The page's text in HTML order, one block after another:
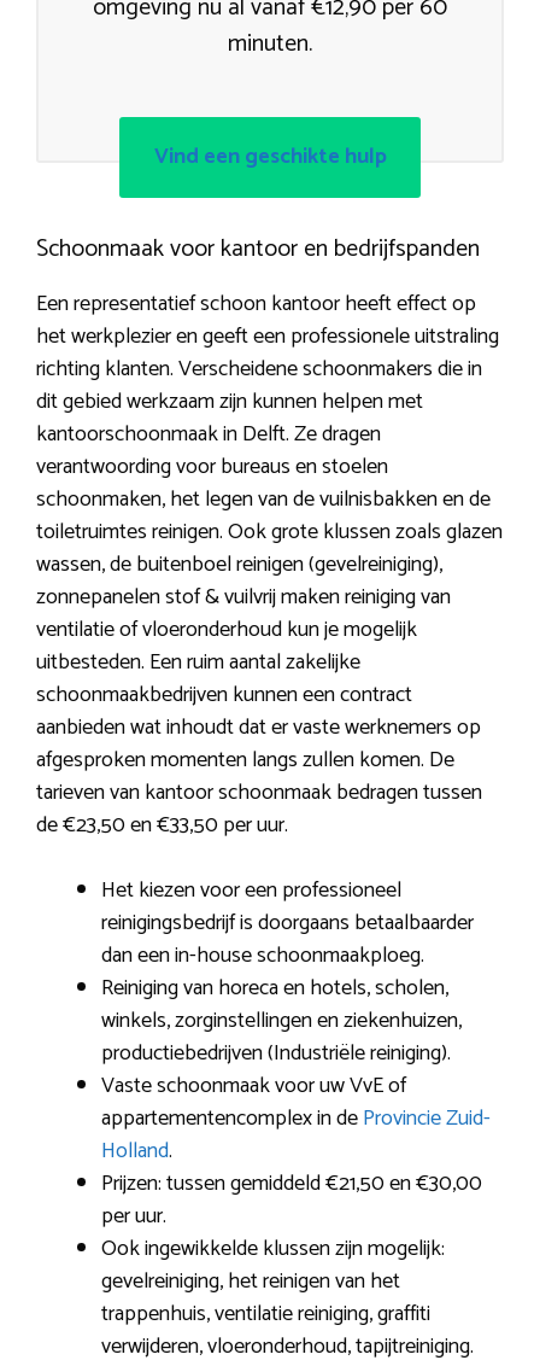
minuten.
Vind een geschikte hulp
Schoonmaak voor kantoor en bedrijfspanden
Een representatief schoon kantoor heeft effect op
het werkplezier en geeft een professionele uitstraling
richting klanten. Verscheidene schoonmakers die in
dit gebied werkzaam zijn kunnen helpen met
kantoorschoonmaak in Delft. Ze dragen
verantwoording voor bureaus en stoelen
schoonmaken, het legen van de vuilnisbakken en de
toiletruimtes reinigen. Ook grote klussen zoals glazen
wassen, de buitenboel reinigen (gevelreiniging),
zonnepanelen stof & vuilvrij maken reiniging van
ventilatie of vloeronderhoud kun je mogelijk
uitbesteden. Een ruim aantal zakelijke
schoonmaakbedrijven kunnen een contract
aanbieden wat inhoudt dat er vaste werknemers op
afgesproken momenten langs zullen komen. De
tarieven van kantoor schoonmaak bedragen tussen
de €23,50 en €33,50 per uur.
Het kiezen voor een professioneel
reinigingsbedrijf is doorgaans betaalbaarder
dan een in-house schoonmaakploeg.
Reiniging van horeca en hotels, scholen,
winkels, zorginstellingen en ziekenhuizen,
productiebedrijven (Industriële reiniging).
Vaste schoonmaak voor uw VvE of
appartementencomplex in deProvincie Zuid-
Holland.
Prijzen: tussen gemiddeld €21,50 en €30,00
per uur.
Ook ingewikkelde klussen zijn mogelijk:
gevelreiniging, het reinigen van het
trappenhuis, ventilatie reiniging, graffiti
verwijderen, vloeronderhoud, tapijtreiniging.